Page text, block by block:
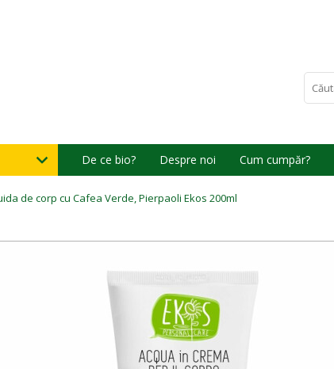
De ce bio? Despre noi Cum cumpăr?
de corp cu Cafea Verde, Pierpaoli Ekos 200ml